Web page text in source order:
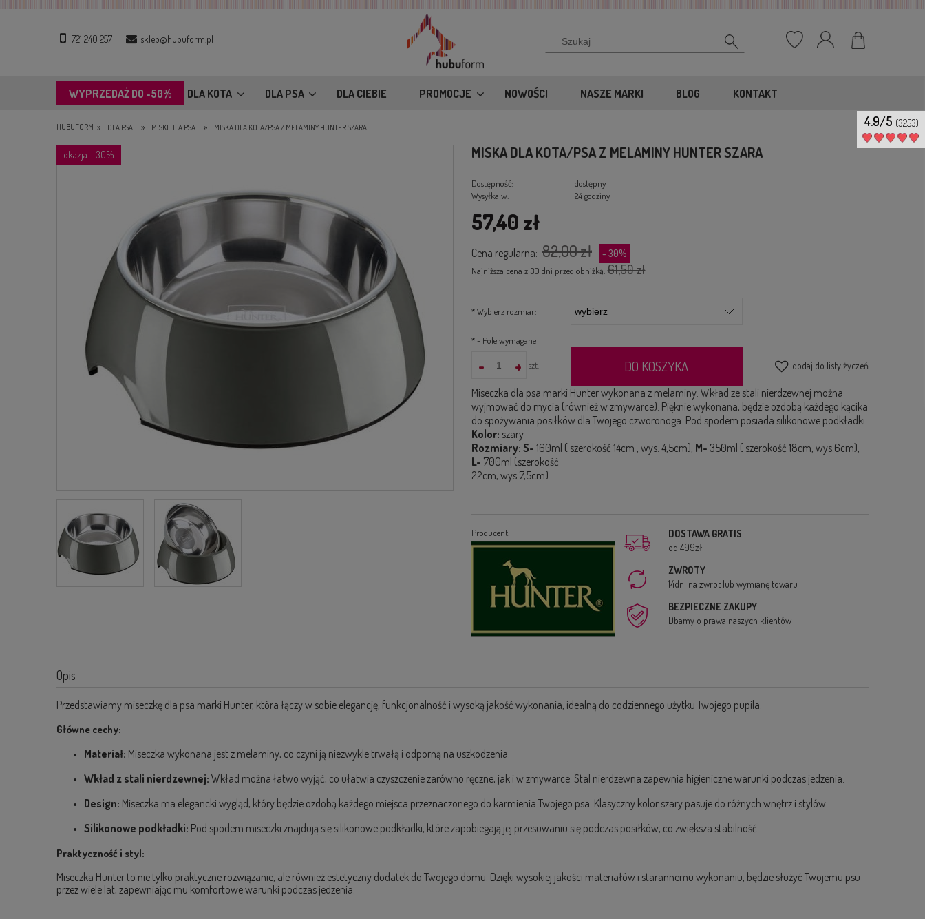
721 240 257 sklep@hubuform.pl
WYPRZEDAŻ DO -50% DLA KOTA DLA PSA DLA CIEBIE PROMOCJE NOWOŚCI NASZE MARKI BLOG KONTAKT
HUBUFORM » DLA PSA » MISKI DLA PSA » MISKA DLA KOTA/PSA Z MELAMINY HUNTER SZARA
okazja - 30% MISKA DLA KOTA/PSA Z MELAMINY HUNTER SZARA
Dostępność:
dostępny
Wysyłka w:
24 godziny
57,40 zł
Cena regularna: 82,00 zł - 30%
Najniższa cena z 30 dni przed obniżką:61,50 zł
*Wybierz rozmiar:
*- Pole wymagane
+
- szt. DO KOSZYKA dodaj do listy życzeń
Miseczka dla psa marki Hunter wykonana z melaminy. Wkład ze stali nierdzewnej można
wyjmować do mycia (również w zmywarce). Pięknie wykonana, będzie ozdobą każdego kącika
do spożywania posiłków dla Twojego czworonoga. Pod spodem posiada silikonowe podkładki.
Kolor: szary
Rozmiary: S- 160ml ( szerokość 14cm , wys. 4,5cm), M- 350ml ( szerokość 18cm, wys.6cm),
L- 700ml (szerokość
22cm, wys.7,5cm)
Producent:
DOSTAWA GRATIS
od 499zł
ZWROTY
14dni na zwrot lub wymianę towaru
BEZPIECZNE ZAKUPY
Dbamy o prawa naszych klientów
Opis
Przedstawiamy miseczkę dla psa marki Hunter, która łączy w sobie elegancję, funkcjonalność i wysoką jakość wykonania, idealną do codziennego użytku Twojego pupila.
Główne cechy:
Materiał: Miseczka wykonana jest z melaminy, co czyni ją niezwykle trwałą i odporną na uszkodzenia.
Wkład z stali nierdzewnej: Wkład można łatwo wyjąć, co ułatwia czyszczenie zarówno ręczne, jak i w zmywarce. Stal nierdzewna zapewnia higieniczne warunki podczas jedzenia.
Design: Miseczka ma elegancki wygląd, który będzie ozdobą każdego miejsca przeznaczonego do karmienia Twojego psa. Klasyczny kolor szary pasuje do różnych wnętrz i stylów.
Silikonowe podkładki: Pod spodem miseczki znajdują się silikonowe podkładki, które zapobiegają jej przesuwaniu się podczas posiłków, co zwiększa stabilność.
Praktyczność i styl:
Miseczka Hunter to nie tylko praktyczne rozwiązanie, ale również estetyczny dodatek do Twojego domu. Dzięki wysokiej jakości materiałów i starannemu wykonaniu, będzie służyć Twojemu psu
przez wiele lat, zapewniając mu komfortowe warunki podczas jedzenia.
4.9/5 (3253)